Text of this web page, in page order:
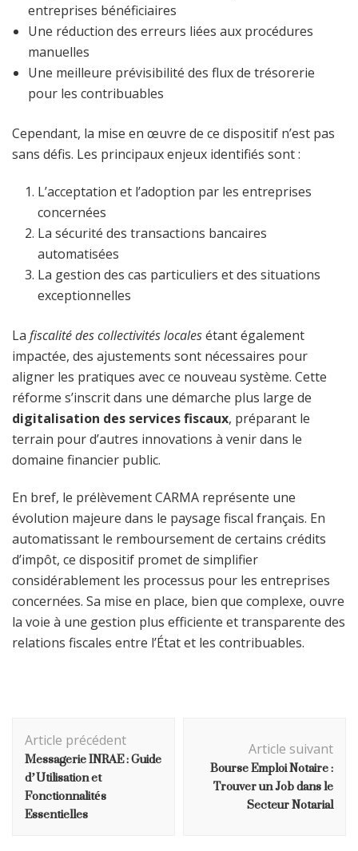
entreprises bénéficiaires
Une réduction des erreurs liées aux procédures
manuelles
Une meilleure prévisibilité des flux de trésorerie
pour les contribuables
Cependant, la mise en œuvre de ce dispositif n’est pas
sans défis. Les principaux enjeux identifiés sont :
L’acceptation et l’adoption par les entreprises
concernées
La sécurité des transactions bancaires
automatisées
La gestion des cas particuliers et des situations
exceptionnelles
La fiscalité des collectivités localesétant également
impactée, des ajustements sont nécessaires pour
aligner les pratiques avec ce nouveau système. Cette
réforme s’inscrit dans une démarche plus large de
digitalisation des services fiscaux, préparant le
terrain pour d’autres innovations à venir dans le
domaine financier public.
En bref, le prélèvement CARMA représente une
évolution majeure dans le paysage fiscal français. En
automatissant le remboursement de certains crédits
d’impôt, ce dispositif promet de simplifier
considérablement les processus pour les entreprises
concernées. Sa mise en place, bien que complexe, ouvre
la voie à une gestion plus efficiente et transparente des
relations fiscales entre l’État et les contribuables.
d'article
Article précédent
Messagerie INRAE : Guide
d’Utilisation et
Fonctionnalités
Essentielles
Article suivant
Bourse Emploi Notaire :
Trouver un Job dans le
Secteur Notarial